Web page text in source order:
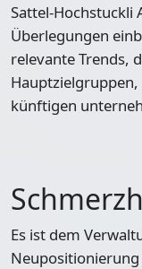
Sattel-Hochstuckli
Überlegungen
relevante Trends,
künftigen
Es ist dem